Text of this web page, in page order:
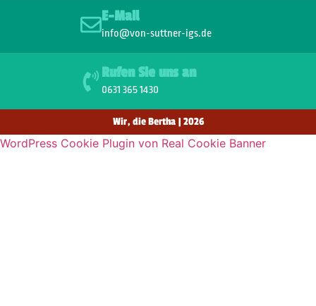
E-Mail
info@von-suttner-igs.de
Rufen Sie uns an
0631 365 1430
Wir, die Bertha | 2026
WordPress Cookie Plugin von Real Cookie Banner